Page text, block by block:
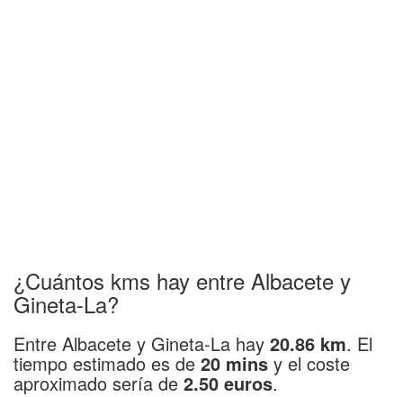
¿Cuántos kms hay entre Albacete y
Gineta-La?
Entre Albacete y Gineta-La hay 20.86 km. El
tiempo estimado es de 20 mins y el coste
aproximado sería de 2.50 euros.